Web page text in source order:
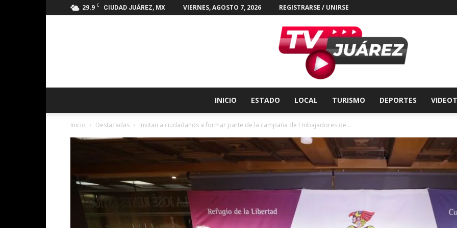
29.9 C CIUDAD JUÁREZ, MX VIERNES, AGOSTO 7, 2026 REGISTRARSE / UNIRSE
INICIO ESTADO LOCAL TURISMO DEPORTES
Inicio Destacadas Invitan a ciudadanos a formar parte de la campaña de Embajadores de...